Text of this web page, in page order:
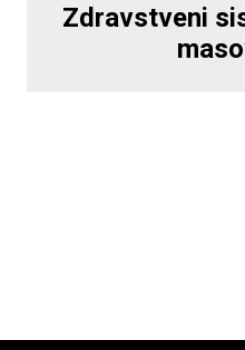
Zdravstveni